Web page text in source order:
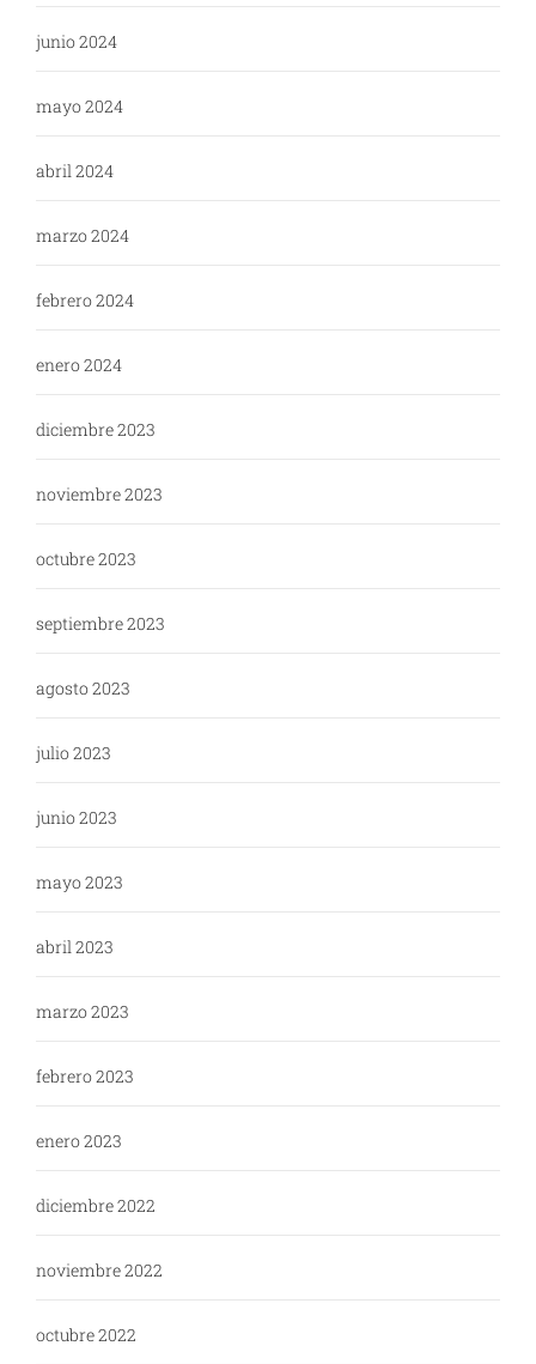
junio 2024
mayo 2024
abril 2024
marzo 2024
febrero 2024
enero 2024
diciembre 2023
noviembre 2023
octubre 2023
septiembre 2023
agosto 2023
julio 2023
junio 2023
mayo 2023
abril 2023
marzo 2023
febrero 2023
enero 2023
diciembre 2022
noviembre 2022
octubre 2022